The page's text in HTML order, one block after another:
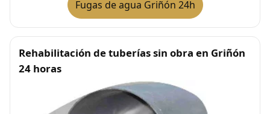
Fugas de agua Griñón 24h
Rehabilitación de tuberías sin obra en Griñón
24 horas